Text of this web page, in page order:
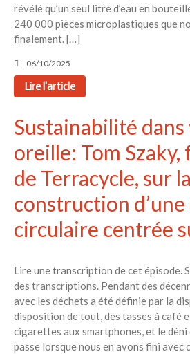
Aucun
révélé qu’un seul litre d’eau en
240 000 pièces microplastiques que
finalement. […]
06/10/2025
Lire l'article
Sustainabilité
oreille: Tom
de Terracycle, sur la
construction
circulaire centrée
Lire une transcription de cet épisode.
des transcriptions. Pendant des
avec les déchets a été définie par la
disposition de tout, des tasses à café
cigarettes aux smartphones, et le déni
passe lorsque nous en avons fini avec